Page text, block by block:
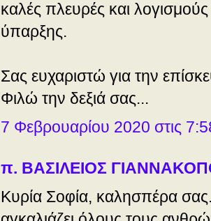
καλές πλευρές και
ύπαρξης.
Σας ευχαριστώ για την
Φιλώ την δεξιά σας...
7 Φεβρουαρίου 2020 στις
π. ΒΑΣΙΛΕΙΟΣ
Κυρία Σοφία, καλησπέρα